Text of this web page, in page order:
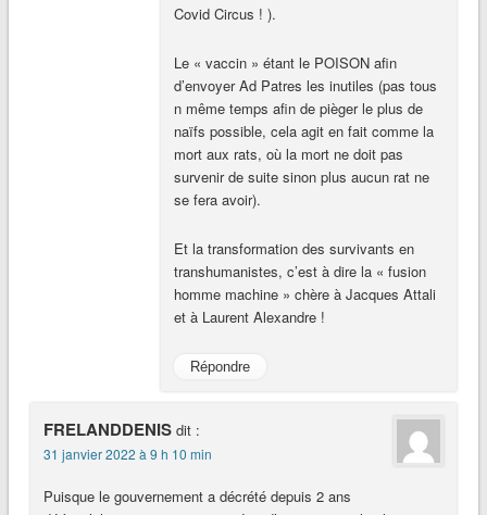
Covid Circus ! ).
Le « vaccin » étant le POISON afin
d’envoyer Ad Patres les inutiles (pas tous
n même temps afin de pièger le plus de
naïfs possible, cela agit en fait comme la
mort aux rats, où la mort ne doit pas
survenir de suite sinon plus aucun rat ne
se fera avoir).
Et la transformation des survivants en
transhumanistes, c’est à dire la « fusion
homme machine » chère à Jacques Attali
et à Laurent Alexandre !
Répondre
FRELANDDENIS dit :
31 janvier 2022 à 9 h 10 min
Puisque le gouvernement a décrété depuis 2 ans